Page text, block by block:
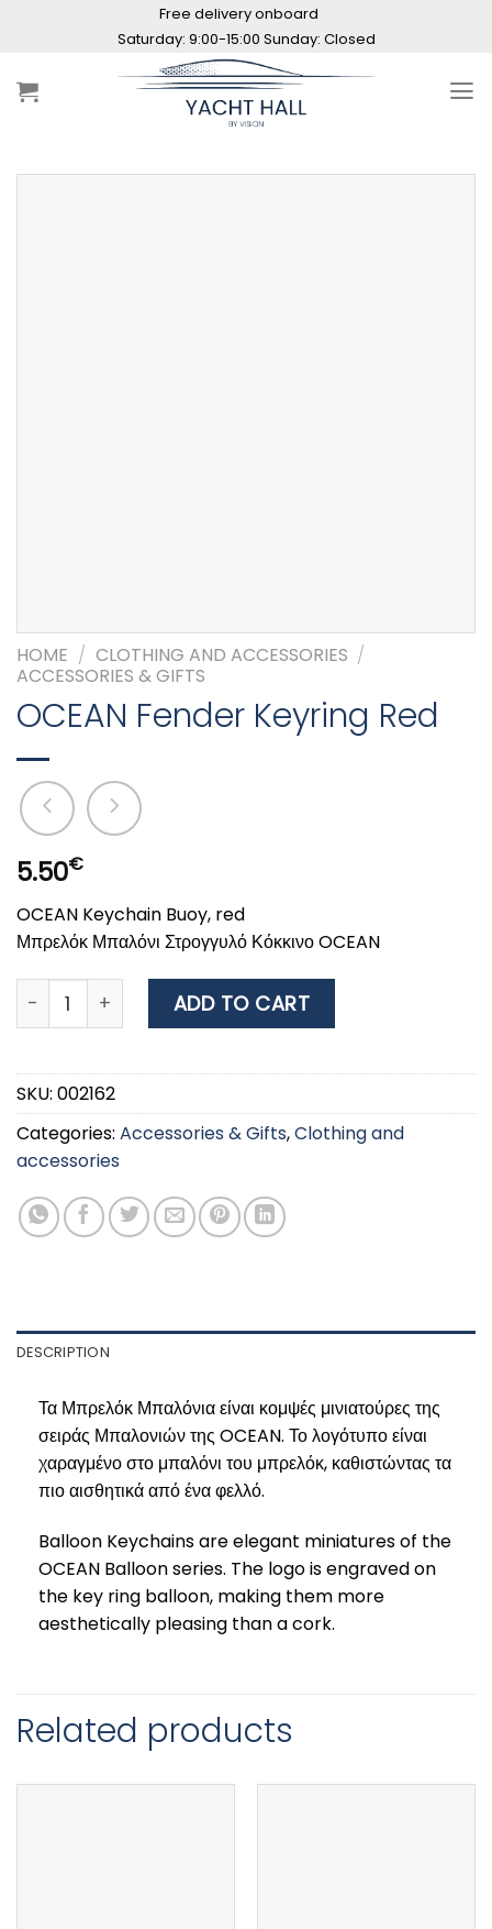
Saturday: 9:00-15:00 Sunday: Closed
Free delivery onboard
HOME / CLOTHING AND ACCESSORIES /
ACCESSORIES & GIFTS
OCEAN Fender Keyring Red
5.50€
OCEAN Keychain Buoy, red
Μπρελόκ Μπαλόνι Στρογγυλό Κόκκινο OCEAN
OCEAN Fender Keyring Red quantity
ADD TO CART
SKU: 002162
Categories: Accessories & Gifts,Clothing and
accessories
DESCRIPTION
Τα Μπρελόκ Μπαλόνια είναι κομψές μινιατούρες της
σειράς Μπαλονιών της OCEAN. Το λογότυπο είναι
χαραγμένο στο μπαλόνι του μπρελόκ, καθιστώντας τα
πιο αισθητικά από ένα φελλό.
Balloon Keychains are elegant miniatures of the
OCEAN Balloon series. The logo is engraved on
the key ring balloon, making them more
aesthetically pleasing than a cork.
Related products